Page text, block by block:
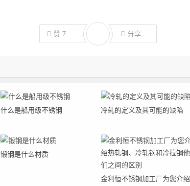
赞 7 分享
什么是船用级不锈钢 冷轧的定义及其可能的缺陷
锻钢是什么材质
金利恒不锈钢加工厂为您介绍